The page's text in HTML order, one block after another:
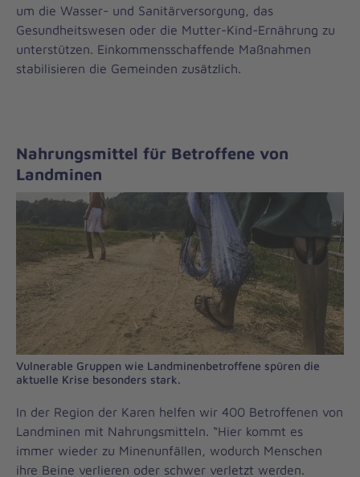
um die Wasser- und Sanitärversorgung, das
Gesundheitswesen oder die Mutter-Kind-Ernährung zu
unterstützen. Einkommensschaffende Maßnahmen
stabilisieren die Gemeinden zusätzlich.
Nahrungsmittel für Betroffene von
Landminen
Vulnerable Gruppen wie Landminenbetroffene spüren die
aktuelle Krise besonders stark.
In der Region der Karen helfen wir 400 Betroffenen von
Landminen mit Nahrungsmitteln. “Hier kommt es
immer wieder zu Minenunfällen, wodurch Menschen
ihre Beine verlieren oder schwer verletzt werden.